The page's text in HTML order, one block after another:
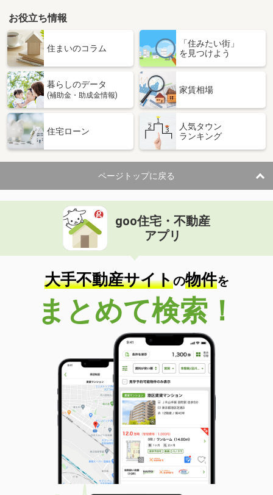
お役立ち情報
住まいのコラム
「住みたい街」
を見つけよう
暮らしのデータ
(補助金・助成金情報)
家賃相場
住宅ローン
人気タウン
ランキング
ページトップに戻る
goo住宅・不動産
アプリ
大手不動産サイトの物件を
まとめて検索！